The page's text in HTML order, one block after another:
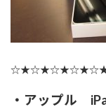
・アップル